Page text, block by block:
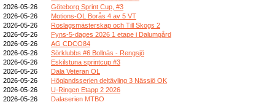
2026-05-26
Göteborg Sprint Cup, #3
2026-05-26
Motions-OL Borås 4 av 5 VT
2026-05-26
Roslagsmästerskap och Till Skogs 2
2026-05-26
Fyns-5-dages 2026 1 etape i Dalumgård
2026-05-26
AG CDCO84
2026-05-26
Sörklubbs #6 Bollnäs - Rengsjö
2026-05-26
Eskilstuna sprintcup #3
2026-05-26
Dala Veteran OL
2026-05-26
Höglandsserien deltävling 3 Nässjö OK
2026-05-26
U-Ringen Etapp 2 2026
2026-05-26
Dalaserien MTBO